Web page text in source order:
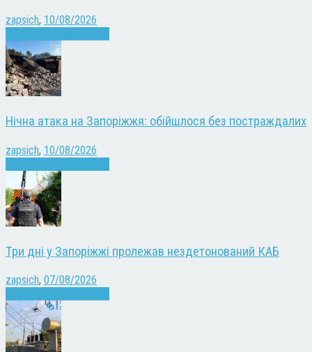
zapsich, 10/08/2026
Нічна атака на Запоріжжя: обійшлося без постраждалих
zapsich, 10/08/2026
Три дні у Запоріжжі пролежав нездетонований КАБ
zapsich, 07/08/2026